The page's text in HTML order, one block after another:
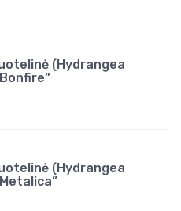
(Hydrangea
(Hydrangea